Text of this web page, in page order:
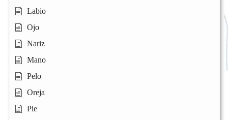
Labio
Ojo
Nariz
Mano
Pelo
Oreja
Pie